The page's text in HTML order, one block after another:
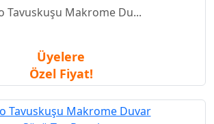
Tavuskuşu Makrome Du...
Üyelere
Özel Fiyat!